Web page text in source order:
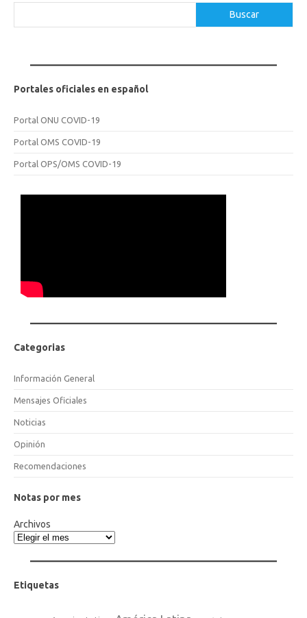
Buscar
Portales oficiales en español
Portal ONU COVID-19
Portal OMS COVID-19
Portal OPS/OMS COVID-19
Categorias
Información General
Mensajes Oficiales
Noticias
Opinión
Recomendaciones
Notas por mes
Archivos
Etiquetas